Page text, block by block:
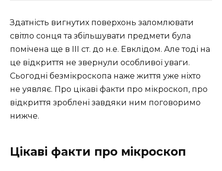
Здатність вигнутих поверхонь заломлювати
світло сонця та збільшувати предмети була
помічена ще в ІІІ ст. до н.е. Евклідом. Але тоді на
це відкриття не звернули особливої уваги.
Сьогодні безмікроскопа наже життя уже ніхто
не уявляє. Про цікаві факти про мікроскоп, про
відкриття зроблені завдяки ним поговоримо
нижче.
Цікаві факти про мікроскоп